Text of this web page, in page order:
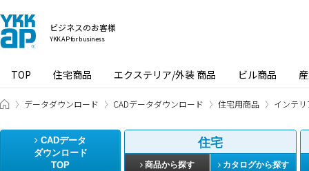
ビジネスのお客様
YKK AP for business
TOP 住宅商品 エクステリア/外装 商品 ビル商品
ビジネスのお客様 HOME
データダウンロード CADデータダウンロード 住宅用商品 インテ
CADデータ
ダウンロード
TOP
住宅
商品から探す カタログから探す